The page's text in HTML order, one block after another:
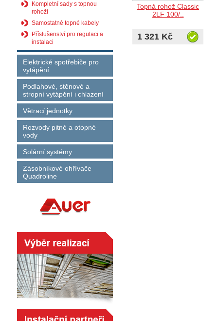
Kompletní sady s topnou
rohoží
Samostatné topné kabely
Příslušenství pro regulaci a
instalaci
Elektrické spotřebiče pro
vytápění
Podlahové, stěnové a
stropní vytápění i chlazení
Větrací jednotky
Rozvody pitné a otopné
vody
Solární systémy
Zásobníkové ohřívače
Quadroline
Topná rohož Classic
2LF 100/..
1 321 Kč